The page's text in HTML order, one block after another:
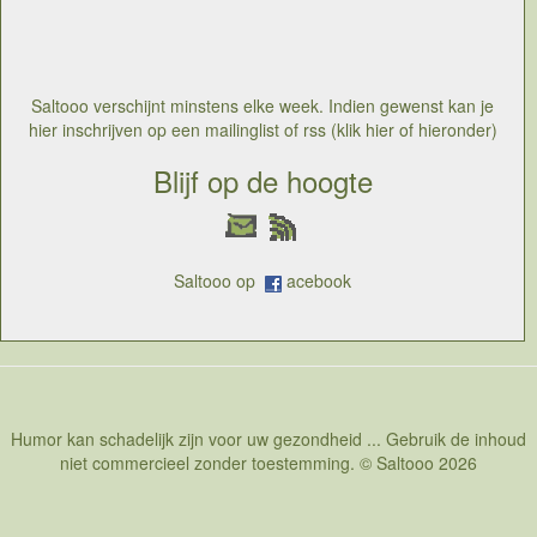
mensen die de fiscus nog goed kennen omdat die tijden
het werken iets te ijverig is geweest in hun
boekhouding. Voor sommigen zou de gedrevenheid om
in nood te helpen wel eens wat twijfelachtig kunnen zijn
Saltooo verschijnt minstens elke week. Indien gewenst kan je
hier inschrijven op een mailinglist of rss (klik hier of hieronder)
Blijf op de hoogte
Saltooo op acebook
Humor kan schadelijk zijn voor uw gezondheid ... Gebruik de inhoud
niet commercieel zonder toestemming. © Saltooo 2026